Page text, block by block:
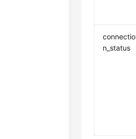
connectio
n_status